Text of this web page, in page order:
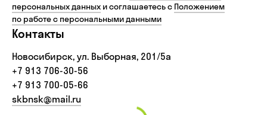
персональных данных и соглашаетесь с Положением
по работе с персональными данными
Контакты
Новосибирск, ул. Выборная, 201/5а
+7 913 706-30-56‬
+7 913 700-05-66
skbnsk@mail.ru